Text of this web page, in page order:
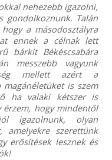
nehezebb igazolni,
gondolkoznunk. Talán
a másodosztályra
ennek a célnak lett
bárkit Békéscsabára
messzebb vagyunk
mellett azért a
is szem
ha valaki kétszer is
érzem, hogy mindentől
igazolnunk, olyan
amelyekre szerettünk
erősítések lesznek és